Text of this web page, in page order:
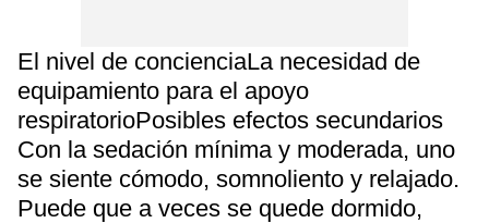
El nivel de concienciaLa necesidad de
equipamiento para el apoyo
respiratorioPosibles efectos secundarios
Con la sedación mínima y moderada, uno
se siente cómodo, somnoliento y relajado.
Puede que a veces se quede dormido,